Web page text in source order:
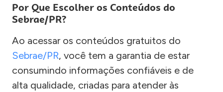
Por Que Escolher os Conteúdos do
Sebrae/PR?
Ao acessar os conteúdos gratuitos do
Sebrae/PR, você tem a garantia de estar
consumindo informações confiáveis e de
alta qualidade, criadas para atender às